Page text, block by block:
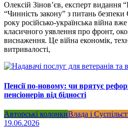
Олексій Зінов’єв, експерт видання
“Чинність закону” з питань
року російсько-українська війна
класичного уявлення про фронт,
виснаження. Це війна економік,
витривалості,
Пенсії по-новому: чи врятує
пенсіонерів від бідності
Авторські колонкиВлада і
19.06.2026